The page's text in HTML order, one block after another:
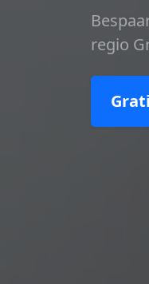
regio